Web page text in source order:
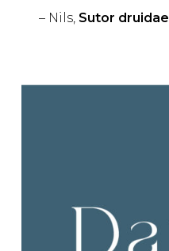
– Nils, Sutor druidae